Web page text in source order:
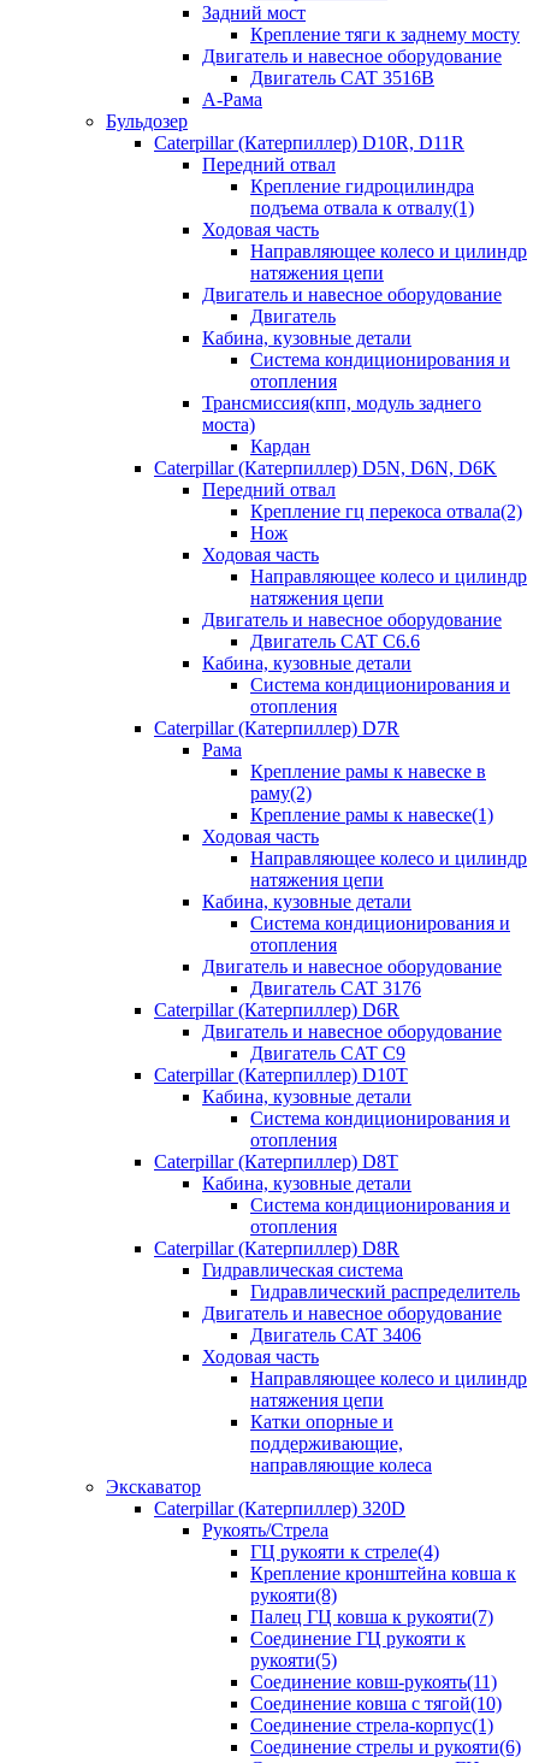
Задний мост
Крепление тяги к заднему мосту
Двигатель и навесное оборудование
Двигатель CAT 3516B
А-Рама
Бульдозер
Caterpillar (Катерпиллер) D10R, D11R
Передний отвал
Крепление гидроцилиндра
подъема отвала к отвалу(1)
Ходовая часть
Направляющее колесо и цилиндр
натяжения цепи
Двигатель и навесное оборудование
Двигатель
Кабина, кузовные детали
Система кондиционирования и
отопления
Трансмиссия(кпп, модуль заднего
моста)
Кардан
Caterpillar (Катерпиллер) D5N, D6N, D6K
Передний отвал
Крепление гц перекоса отвала(2)
Нож
Ходовая часть
Направляющее колесо и цилиндр
натяжения цепи
Двигатель и навесное оборудование
Двигатель CAT C6.6
Кабина, кузовные детали
Система кондиционирования и
отопления
Caterpillar (Катерпиллер) D7R
Рама
Крепление рамы к навеске в
раму(2)
Крепление рамы к навеске(1)
Ходовая часть
Направляющее колесо и цилиндр
натяжения цепи
Кабина, кузовные детали
Система кондиционирования и
отопления
Двигатель и навесное оборудование
Двигатель CAT 3176
Caterpillar (Катерпиллер) D6R
Двигатель и навесное оборудование
Двигатель CAT C9
Caterpillar (Катерпиллер) D10T
Кабина, кузовные детали
Система кондиционирования и
отопления
Caterpillar (Катерпиллер) D8T
Кабина, кузовные детали
Система кондиционирования и
отопления
Caterpillar (Катерпиллер) D8R
Гидравлическая система
Гидравлический распределитель
Двигатель и навесное оборудование
Двигатель CAT 3406
Ходовая часть
Направляющее колесо и цилиндр
натяжения цепи
Катки опорные и
поддерживающие,
направляющие колеса
Экскаватор
Caterpillar (Катерпиллер) 320D
Рукоять/Стрела
ГЦ рукояти к стреле(4)
Крепление кронштейна ковша к
рукояти(8)
Палец ГЦ ковша к рукояти(7)
Соединение ГЦ рукояти к
рукояти(5)
Соединение ковш-рукоять(11)
Соединение ковша с тягой(10)
Соединение стрела-корпус(1)
Соединение стрелы и рукояти(6)